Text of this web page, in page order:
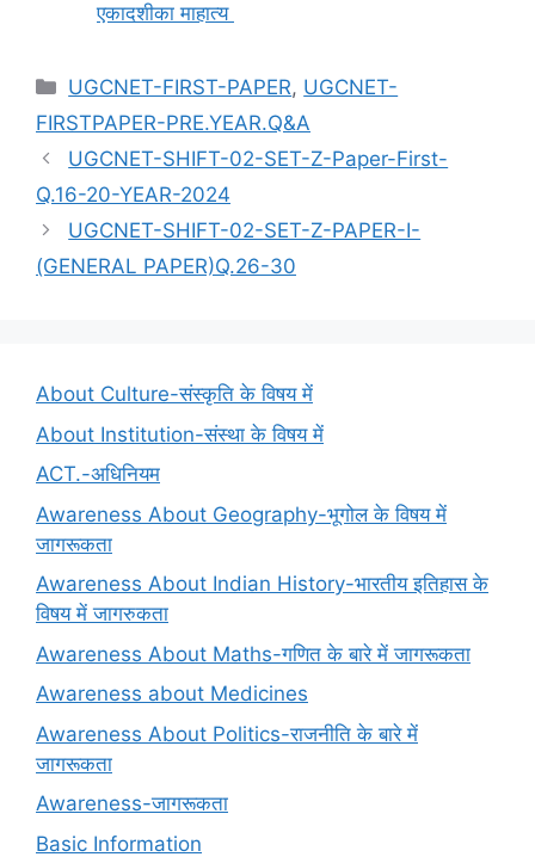
एकादशीका माहात्य
Categories
UGCNET-FIRST-PAPER, UGCNET-
FIRSTPAPER-PRE.YEAR.Q&A
UGCNET-SHIFT-02-SET-Z-Paper-First-
Q.16-20-YEAR-2024
UGCNET-SHIFT-02-SET-Z-PAPER-I-
(GENERAL PAPER)Q.26-30
About Culture-संस्कृति के विषय में
About Institution-संस्था के विषय में
ACT.-अधिनियम
Awareness About Geography-भूगोल के विषय में
जागरूकता
Awareness About Indian History-भारतीय इतिहास के
विषय में जागरुकता
Awareness About Maths-गणित के बारे में जागरूकता
Awareness about Medicines
Awareness About Politics-राजनीति के बारे में
जागरूकता
Awareness-जागरूकता
Basic Information